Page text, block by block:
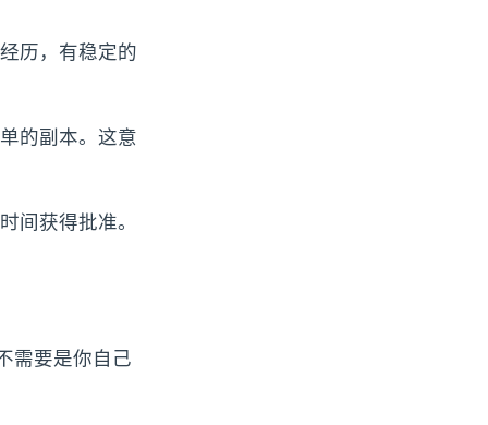
历，有稳定的
的副本。这意
间获得批准。
需要是你自己